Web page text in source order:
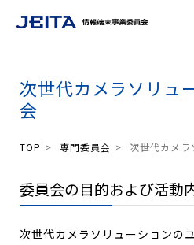
次世代カメラソリュ
会
TOP > 専門委員会 > 次世代カメ
委員会の目的および活動
次世代カメラソリューションの